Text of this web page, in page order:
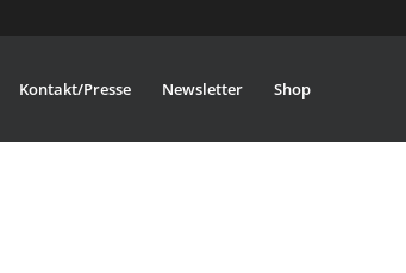
Kontakt/Presse Newsletter Shop